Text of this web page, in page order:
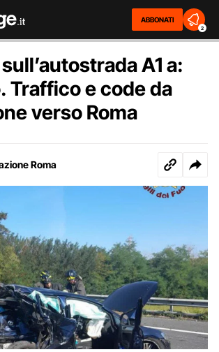
ABBONATI
2
A1 a:
Traffico e code da
verso Roma
Roma